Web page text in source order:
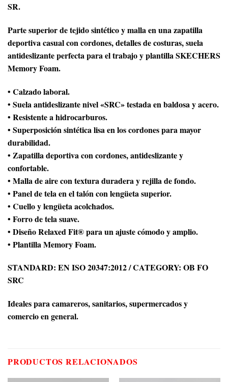
SR.
Parte superior de tejido sintético y malla en una zapatilla
deportiva casual con cordones, detalles de costuras, suela
antideslizante perfecta para el trabajo y plantilla SKECHERS
Memory Foam.
• Calzado laboral.
• Suela antideslizante nivel «SRC» testada en baldosa y acero.
• Resistente a hidrocarburos.
• Superposición sintética lisa en los cordones para mayor
durabilidad.
• Zapatilla deportiva con cordones, antideslizante y
confortable.
• Malla de aire con textura duradera y rejilla de fondo.
• Panel de tela en el talón con lengüeta superior.
• Cuello y lengüeta acolchados.
• Forro de tela suave.
• Diseño Relaxed Fit® para un ajuste cómodo y amplio.
• Plantilla Memory Foam.
STANDARD: EN ISO 20347:2012 / CATEGORY: OB FO
SRC
Ideales para camareros, sanitarios, supermercados y
comercio en general.
PRODUCTOS RELACIONADOS